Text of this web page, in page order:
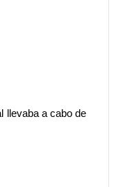
llevaba a cabo de